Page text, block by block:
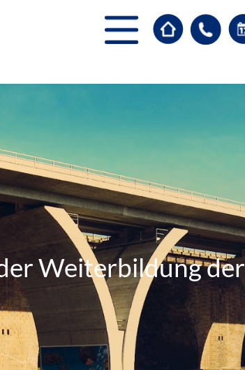
Weiterbildung der